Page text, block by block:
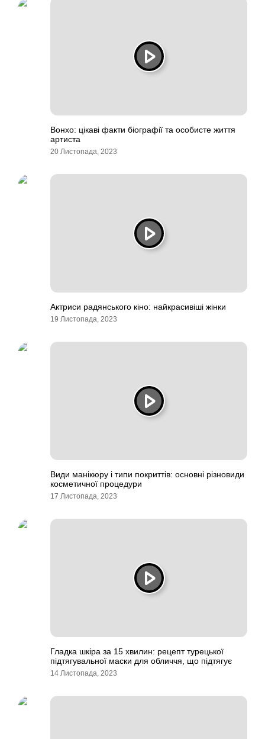
Вонхо: цікаві факти біографії та особисте життя
артиста
20 Листопада, 2023
Актриси радянського кіно: найкрасивіші жінки
19 Листопада, 2023
Види манікюру і типи покриттів: основні різновиди
косметичної процедури
17 Листопада, 2023
Гладка шкіра за 15 хвилин: рецепт турецької
підтягувальної маски для обличчя, що підтягує
14 Листопада, 2023